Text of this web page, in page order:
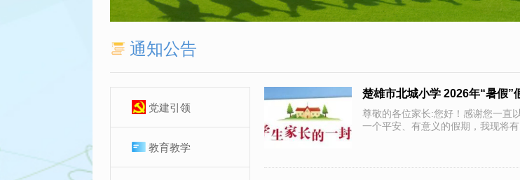
通知公告
党建引领
教育教学
楚雄市北城小学 2026年“暑假”
尊敬的各位家长:您好！感谢您一直
一个平安、有意义的假期，我现将